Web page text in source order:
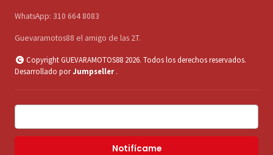
WhatsApp: 310 664 8083
Guevaramotos88 el amigo de las 2T.
Copyright GUEVARAMOTOS88 2026. Todos los derechos reservados.
Desarrollado porJumpseller .
Notifícame